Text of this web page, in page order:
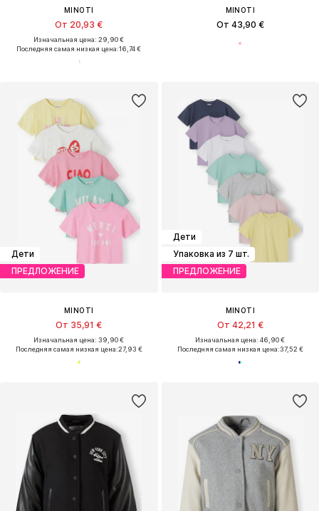
MINOTI
От 20,93 €
Изначальная цена: 29,90 €
Последняя самая низкая цена:16,74 €
MINOTI
От 43,90 €
Дети
ПРЕДЛОЖЕНИЕ
MINOTI
От 35,91 €
Изначальная цена: 39,90 €
Последняя самая низкая цена:27,93 €
Дети
Упаковка из 7 шт.
ПРЕДЛОЖЕНИЕ
MINOTI
От 42,21 €
Изначальная цена: 46,90 €
Последняя самая низкая цена:37,52 €